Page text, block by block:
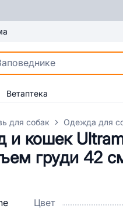
Ветаптека
для собак Одежда для
и кошек
груди 42
Цвет